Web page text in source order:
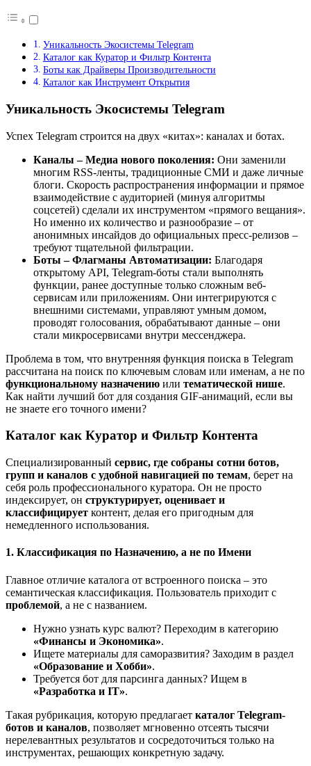
Уникальность Экосистемы Telegram
Каталог как Куратор и Фильтр Контента
Боты как Драйверы Производительности
Каталог как Инструмент Открытия
Уникальность Экосистемы Telegram
Успех Telegram строится на двух «китах»: каналах и ботах.
Каналы – Медиа нового поколения: Они заменили
многим RSS-ленты, традиционные СМИ и даже личные
блоги. Скорость распространения информации и прямое
взаимодействие с аудиторией (минуя алгоритмы
соцсетей) сделали их инструментом «прямого вещания».
Но именно их количество и разнообразие – от
анонимных инсайдов до официальных пресс-релизов –
требуют тщательной фильтрации.
Боты – Флагманы Автоматизации: Благодаря
открытому API, Telegram-боты стали выполнять
функции, ранее доступные только сложным веб-
сервисам или приложениям. Они интегрируются с
внешними системами, управляют умным домом,
проводят голосования, обрабатывают данные – они
стали микросервисами внутри мессенджера.
Проблема в том, что внутренняя функция поиска в Telegram
рассчитана на поиск по ключевым словам или именам, а не по
функциональному назначению или тематической нише.
Как найти лучший бот для создания GIF-анимаций, если вы
не знаете его точного имени?
Каталог как Куратор и Фильтр Контента
Специализированный сервис, где собраны сотни ботов,
групп и каналов с удобной навигацией по темам, берет на
себя роль профессионального куратора. Он не просто
индексирует, он структурирует, оценивает и
классифицирует контент, делая его пригодным для
немедленного использования.
1. Классификация по Назначению, а не по Имени
Главное отличие каталога от встроенного поиска – это
семантическая классификация. Пользователь приходит с
проблемой, а не с названием.
Нужно узнать курс валют? Переходим в категорию
«Финансы и Экономика».
Ищете материалы для саморазвития? Заходим в раздел
«Образование и Хобби».
Требуется бот для парсинга данных? Ищем в
«Разработка и IT».
Такая рубрикация, которую предлагает каталог Telegram-
ботов и каналов, позволяет мгновенно отсеять тысячи
нерелевантных результатов и сосредоточиться только на
инструментах, решающих конкретную задачу.